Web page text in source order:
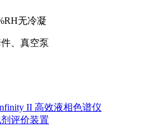
无冷凝
、真空泵
II 高效液相色谱仪
评价装置